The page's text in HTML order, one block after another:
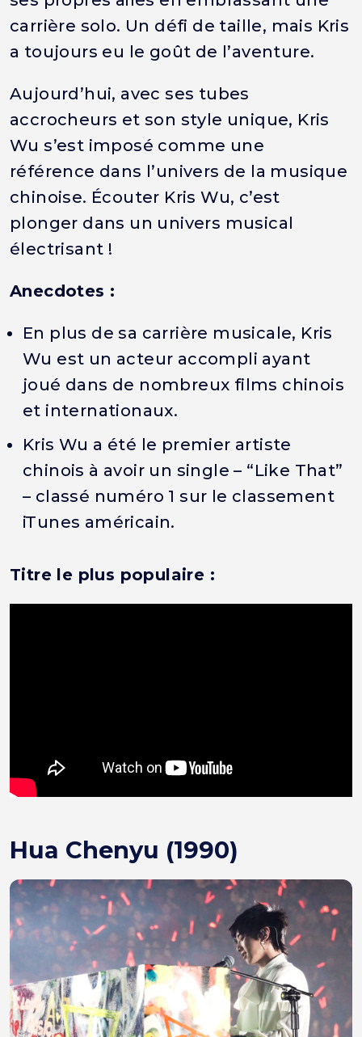
carrière solo. Un défi de taille, mais Kris
a toujours eu le goût de l’aventure.
Aujourd’hui, avec ses tubes
accrocheurs et son style unique, Kris
Wu s’est imposé comme une
référence dans l’univers de la musique
chinoise. Écouter Kris Wu, c’est
plonger dans un univers musical
électrisant !
Anecdotes :
En plus de sa carrière musicale, Kris
Wu est un acteur accompli ayant
joué dans de nombreux films chinois
et internationaux.
Kris Wu a été le premier artiste
chinois à avoir un single – “Like That”
– classé numéro 1 sur le classement
iTunes américain.
Titre le plus populaire :
Hua Chenyu (1990)